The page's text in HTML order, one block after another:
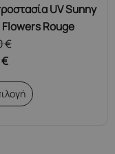
UV Sunny
Flowers Rouge
€
€
το